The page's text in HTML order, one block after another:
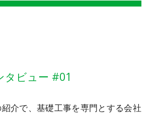
ビュー #01
介で、基礎工事を専門とする会社